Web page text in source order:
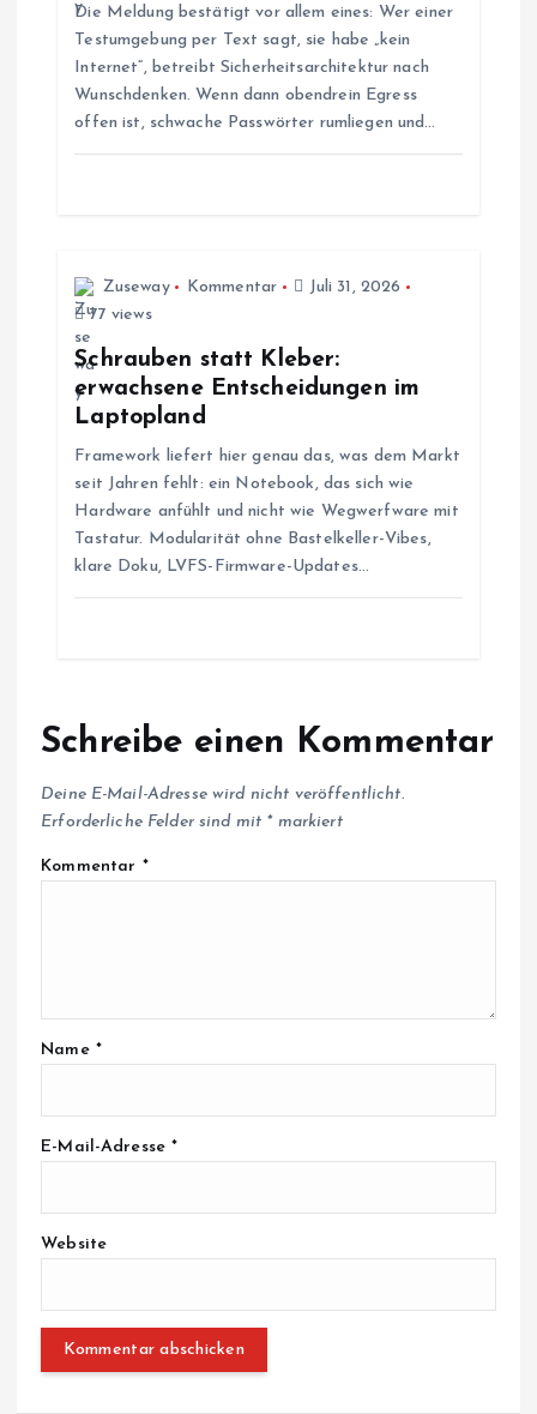
Die Meldung bestätigt vor allem eines: Wer einer
Testumgebung per Text sagt, sie habe „kein
Internet“, betreibt Sicherheitsarchitektur nach
Wunschdenken. Wenn dann obendrein Egress
offen ist, schwache Passwörter rumliegen und…
Zuseway Kommentar
Juli 31, 2026
77 views
Schrauben statt Kleber:
erwachsene Entscheidungen im
Laptopland
Framework liefert hier genau das, was dem Markt
seit Jahren fehlt: ein Notebook, das sich wie
Hardware anfühlt und nicht wie Wegwerfware mit
Tastatur. Modularität ohne Bastelkeller-Vibes,
klare Doku, LVFS-Firmware-Updates…
Schreibe einen Kommentar
Deine E-Mail-Adresse wird nicht veröffentlicht.
Erforderliche Felder sind mit *markiert
Kommentar *
Name *
E-Mail-Adresse*
Website